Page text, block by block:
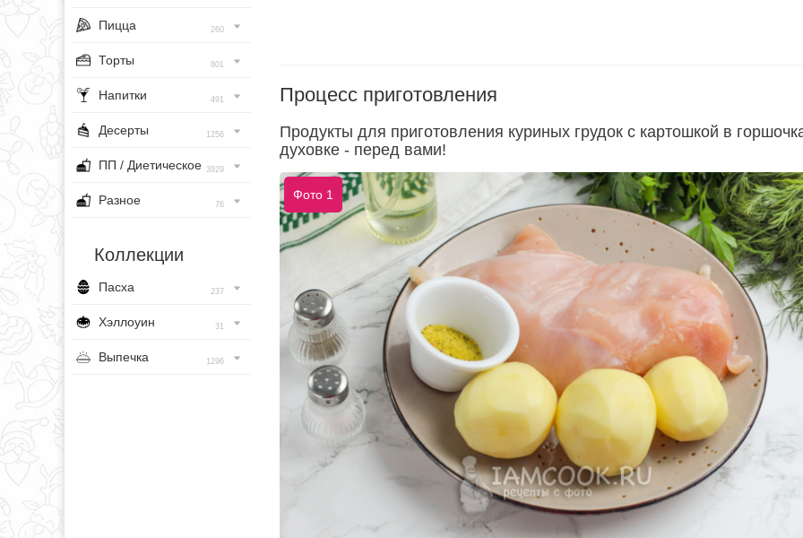
Пицца 260
Торты 801
Напитки 491
Десерты 1256
ПП / Диетическое 3929
Разное 76
Коллекции
Пасха 237
Хэллоуин 31
Выпечка 1296
Процесс приготовления
Продукты для приготовления куриных грудок с картошкой в
духовке - перед вами!
Фото 1